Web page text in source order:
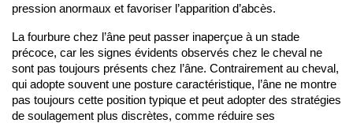
pression anormaux et favoriser l’apparition d’abcès.
La fourbure chez l’âne peut passer inaperçue à un stade
précoce, car les signes évidents observés chez le cheval ne
sont pas toujours présents chez l’âne. Contrairement au cheval,
qui adopte souvent une posture caractéristique, l’âne ne montre
pas toujours cette position typique et peut adopter des stratégies
de soulagement plus discrètes, comme réduire ses